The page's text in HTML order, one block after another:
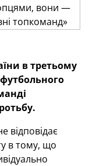
в третьому
відповідає
в тому, що